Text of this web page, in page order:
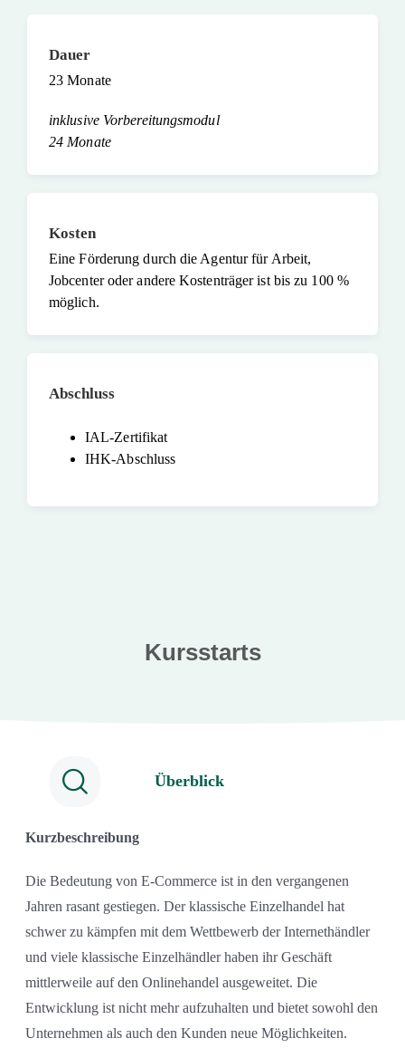
Dauer
23 Monate
inklusive Vorbereitungsmodul
24 Monate
Kosten
Eine Förderung durch die Agentur für Arbeit,
Jobcenter oder andere Kostenträger ist bis zu 100 %
möglich.
Abschluss
IAL-Zertifikat
IHK-Abschluss
Kursstarts
Überblick
Kurzbeschreibung
Die Bedeutung von E-Commerce ist in den vergangenen
Jahren rasant gestiegen. Der klassische Einzelhandel hat
schwer zu kämpfen mit dem Wettbewerb der Internethändler
und viele klassische Einzelhändler haben ihr Geschäft
mittlerweile auf den Onlinehandel ausgeweitet. Die
Entwicklung ist nicht mehr aufzuhalten und bietet sowohl den
Unternehmen als auch den Kunden neue Möglichkeiten.